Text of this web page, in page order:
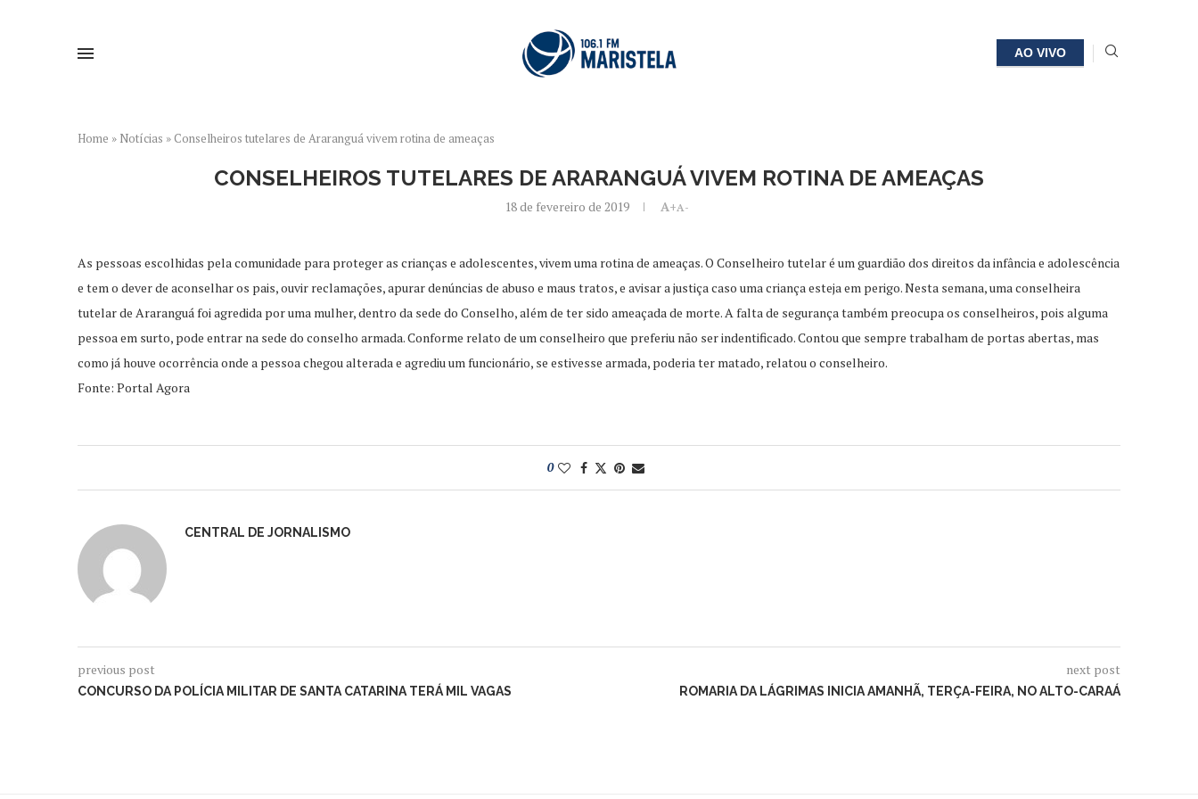
AO VIVO
Home » Notícias » Conselheiros tutelares de Araranguá vivem rotina de ameaças
CONSELHEIROS TUTELARES DE ARARANGUÁ VIVEM ROTINA DE AMEAÇAS
18 de fevereiro de 2019 A+A-
As pessoas escolhidas pela comunidade para proteger as crianças e adolescentes, vivem uma rotina de ameaças. O Conselheiro tutelar é um guardião dos direitos da infância e adolescência
e tem o dever de aconselhar os pais, ouvir reclamações, apurar denúncias de abuso e maus tratos, e avisar a justiça caso uma criança esteja em perigo. Nesta semana, uma conselheira
tutelar de Araranguá foi agredida por uma mulher, dentro da sede do Conselho, além de ter sido ameaçada de morte. A falta de segurança também preocupa os conselheiros, pois alguma
pessoa em surto, pode entrar na sede do conselho armada. Conforme relato de um conselheiro que preferiu não ser indentificado. Contou que sempre trabalham de portas abertas, mas
como já houve ocorrência onde a pessoa chegou alterada e agrediu um funcionário, se estivesse armada, poderia ter matado, relatou o conselheiro.
Fonte: Portal Agora
0
CENTRAL DE JORNALISMO
previous post
CONCURSO DA POLÍCIA MILITAR DE SANTA CATARINA TERÁ MIL VAGAS
next post
ROMARIA DA LÁGRIMAS INICIA AMANHÃ, TERÇA-FEIRA, NO ALTO-CARAÁ